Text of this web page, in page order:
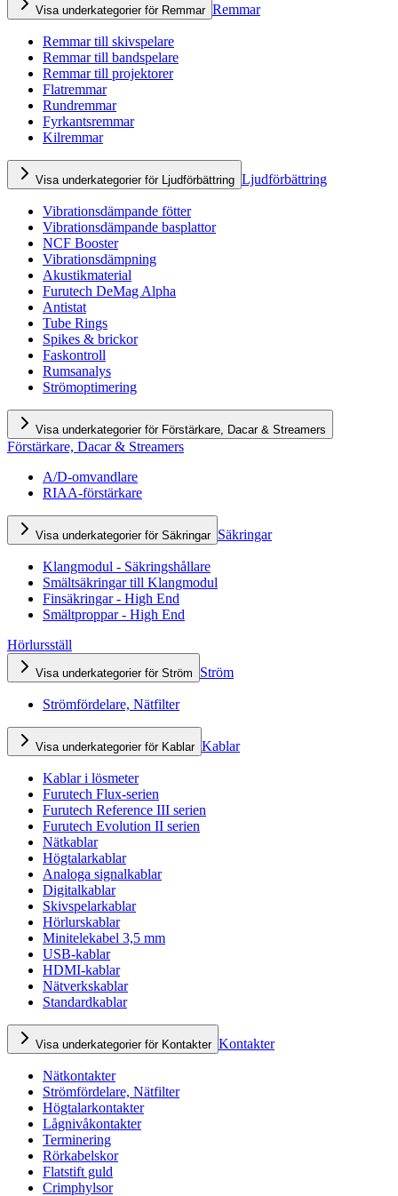
Visa underkategorier för Remmar Remmar
Remmar till skivspelare
Remmar till bandspelare
Remmar till projektorer
Flatremmar
Rundremmar
Fyrkantsremmar
Kilremmar
Visa underkategorier för Ljudförbättring Ljudförbättring
Vibrationsdämpande fötter
Vibrationsdämpande basplattor
NCF Booster
Vibrationsdämpning
Akustikmaterial
Furutech DeMag Alpha
Antistat
Tube Rings
Spikes & brickor
Faskontroll
Rumsanalys
Strömoptimering
Visa underkategorier för Förstärkare, Dacar & Streamers
Förstärkare, Dacar & Streamers
A/D-omvandlare
RIAA-förstärkare
Visa underkategorier för Säkringar Säkringar
Klangmodul - Säkringshållare
Smältsäkringar till Klangmodul
Finsäkringar - High End
Smältproppar - High End
Hörlursställ
Visa underkategorier för Ström Ström
Strömfördelare, Nätfilter
Visa underkategorier för Kablar Kablar
Kablar i lösmeter
Furutech Flux-serien
Furutech Reference III serien
Furutech Evolution II serien
Nätkablar
Högtalarkablar
Analoga signalkablar
Digitalkablar
Skivspelarkablar
Hörlurskablar
Minitelekabel 3,5 mm
USB-kablar
HDMI-kablar
Nätverkskablar
Standardkablar
Visa underkategorier för Kontakter Kontakter
Nätkontakter
Strömfördelare, Nätfilter
Högtalarkontakter
Lågnivåkontakter
Terminering
Rörkabelskor
Flatstift guld
Crimphylsor